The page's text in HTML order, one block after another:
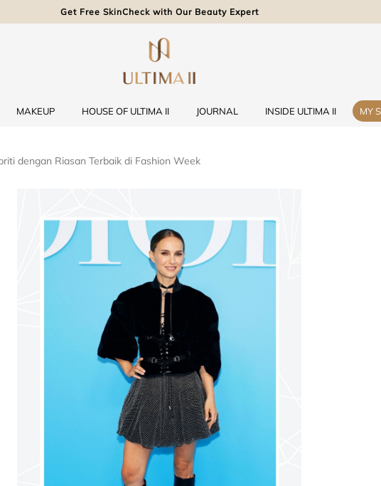
Get Free SkinCheck with Our Beauty Expert
MAKEUP HOUSE OF ULTIMA II JOURNAL INSIDE ULTIMA II MY
dengan Riasan Terbaik di Fashion Week